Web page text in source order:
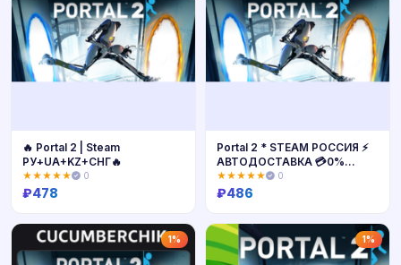
Купить
🔥 Portal 2 | Steam
РУ+UA+KZ+СНГ🔥
★★★★★ 0
₽478
Купить
Portal 2 * STEAM РОССИЯ ⚡
АВТОДОСТАВКА 💳0%
КАРТЫ
★★★★★ 0
₽486
1% 1%